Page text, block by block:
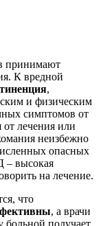
принимают
К вредной
,
и физическим
симптомов от
от лечения или
неизбежно
опасных
– высокая
на лечение.
что
, а врачи